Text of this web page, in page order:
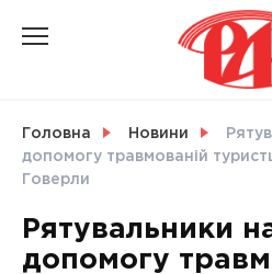
СВІТ
Головна Новини
допомогу травмованій
Говерли
Рятувальники
допомогу